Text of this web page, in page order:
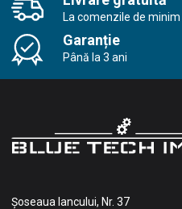
La comenzile de minim
Garanție
Până la 3 ani
Șoseaua Iancului, Nr. 37